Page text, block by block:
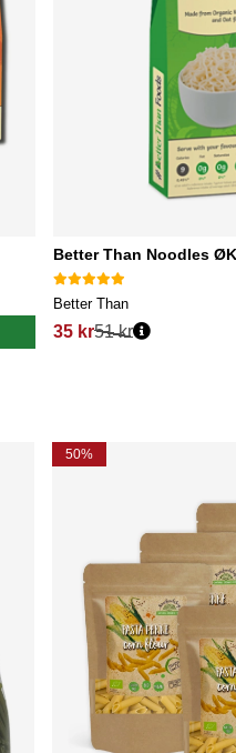
Better Than Noodles
Better Than
35 kr51 kr
50%